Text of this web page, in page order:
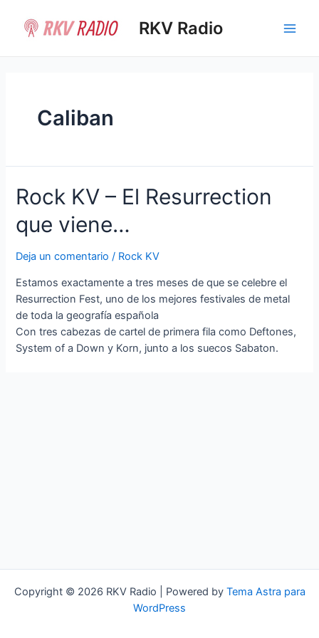
contenido
RKV Radio
Caliban
Rock KV – El Resurrection
que viene…
Deja un comentario / Rock KV
Estamos exactamente a tres meses de que se celebre el
Resurrection Fest, uno de los mejores festivales de metal
de toda la geografía española
Con tres cabezas de cartel de primera fila como Deftones,
System of a Down y Korn, junto a los suecos Sabaton.
Copyright © 2026 RKV Radio | Powered by Tema Astra para
WordPress